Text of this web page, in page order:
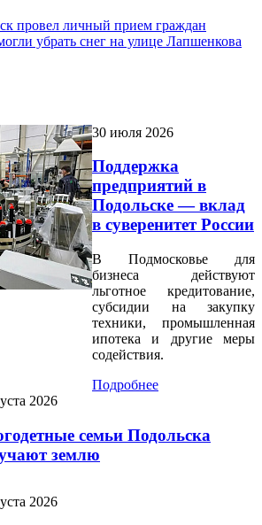
провел личный прием граждан
убрать снег на улице Лапшенкова
30 июля 2026
Поддержка
предприятий в
Подольске — вклад
в суверенитет России
В Подмосковье для
бизнеса действуют
льготное кредитование,
субсидии на закупку
техники, промышленная
ипотека и другие меры
содействия.
Подробнее
2026
семьи Подольска
землю
2026